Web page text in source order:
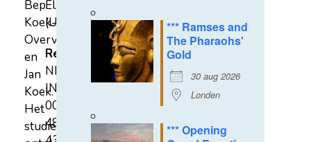
*** Ramses and
The Pharaohs'
Gold
30 aug 2026
Londen
*** Opening
Bep
Koek-
Overvest
en
Jan
Koek.
Het
studiecentrum
Elst
(U)
Rekeningnummer
NL31
INGB
0007
4852